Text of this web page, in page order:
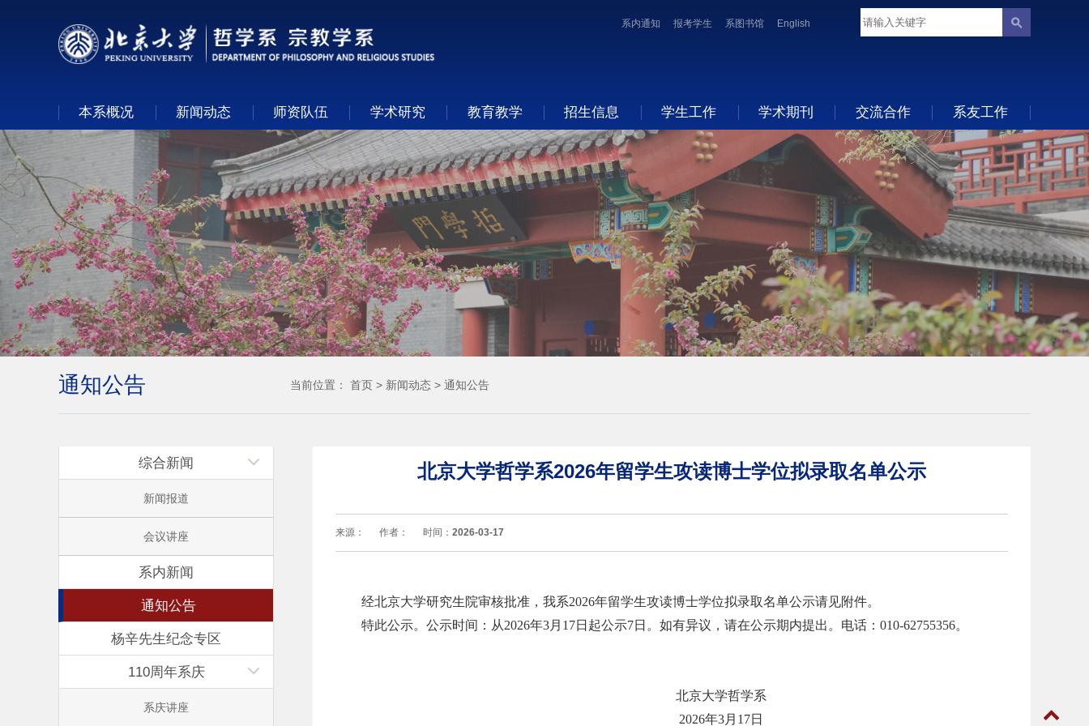
English
系图书馆
报考学生
系内通知
本系概况 新闻动态 师资队伍 学术研究 教育教学 招生信息 学生工作 学术期刊 交流合作 系友工作
通知公告 当前位置： 首页 > 新闻动态 > 通知公告
综合新闻
新闻报道
会议讲座
系内新闻
通知公告
杨辛先生纪念专区
110周年系庆
系庆讲座
北京大学哲学系2026年留学生攻读博士学位拟录取名单公示
来源： 作者： 时间： 2026-03-17
经北京大学研究生院审核批准，我系2026年留学生攻读博士学位拟录取名单公示请见附件。
特此公示。公示时间：从2026年3月 17日起公示7日。如有异议，请在公示期内提出。电话： 010-62755356。
北京大学哲学系
2026年3月 17日